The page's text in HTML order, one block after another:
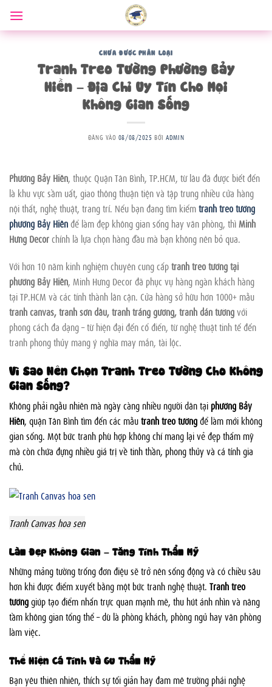
qua
nội
CHƯA ĐƯỢC PHÂN LOẠI
Tranh Treo Tường Phường Bảy
Hiền – Địa Chỉ Uy Tín Cho Mọi
Không Gian Sống
ĐĂNG VÀO 08/08/2025 BỞIADMIN
Phường Bảy Hiền, thuộc Quận Tân Bình, TP.HCM, từ lâu đã được biết đến
là khu vực sầm uất, giao thông thuận tiện và tập trung nhiều cửa hàng
nội thất, nghệ thuật, trang trí. Nếu bạn đang tìm kiếmtranh treo tường
phường Bảy Hiềnđể làm đẹp không gian sống hay văn phòng, thìMinh
Hưng Decorchính là lựa chọn hàng đầu mà bạn không nên bỏ qua.
Với hơn 10 năm kinh nghiệm chuyên cung cấptranh treo tường tại
phường Bảy Hiền, Minh Hưng Decor đã phục vụ hàng ngàn khách hàng
tại TP.HCM và các tỉnh thành lân cận. Cửa hàng sở hữu hơn 1000+ mẫu
tranh canvas, tranh sơn dầu, tranh tráng gương, tranh dán tườngvới
phong cách đa dạng – từ hiện đại đến cổ điển, từ nghệ thuật tinh tế đến
tranh phong thủy mang ý nghĩa may mắn, tài lộc.
Vì Sao Nên Chọn Tranh Treo Tường Cho Không
Gian Sống?
Không phải ngẫu nhiên mà ngày càng nhiều người dân tại phường Bảy
Hiền, quận Tân Bình tìm đến các mẫutranh treo tườngđể làm mới không
gian sống. Một bức tranh phù hợp không chỉ mang lại vẻ đẹp thẩm mỹ
mà còn chứa đựng nhiều giá trị về tinh thần, phong thủy và cá tính gia
chủ.
Tranh Canvas hoa sen
Làm Đẹp Không Gian – Tăng Tính Thẩm Mỹ
Những mảng tường trống đơn điệu sẽ trở nên sống động và có chiều sâu
hơn khi được điểm xuyết bằng một bức tranh nghệ thuật. Tranh treo
tườnggiúp tạo điểm nhấn trực quan mạnh mẽ, thu hút ánh nhìn và nâng
tầm không gian tổng thể – dù là phòng khách, phòng ngủ hay văn phòng
làm việc.
Thể Hiện Cá Tính Và Gu Thẩm Mỹ
Bạn yêu thiên nhiên, thích sự tối giản hay đam mê trường phái nghệ